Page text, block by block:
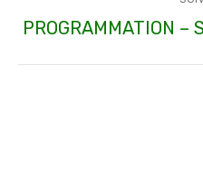
PROGRAMMATION